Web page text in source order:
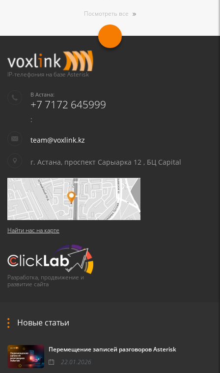
Посмотреть все
IP-телефония на базе Asterisk
В Астана:
+7 7172 645999
:
team@voxlink.kz
г. Астана, проспект Сарыарка 12 , БЦ Capital
Найти нас на карте
Разработка, продвижение и
развитие сайта
Новые статьи
Перемещение записей разговоров Asterisk
22.01.2026